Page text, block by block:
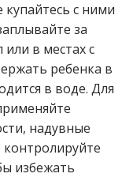
с ними
за
или в местах с
ребенка в
в воде. Для
надувные
избежать